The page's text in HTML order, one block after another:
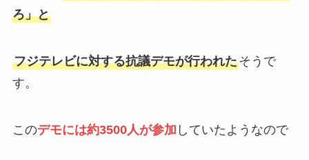
ろ」と
フジテレビに対する抗議デモが行われたそうで
す。
このデモには約3500人が参加 していたようなので